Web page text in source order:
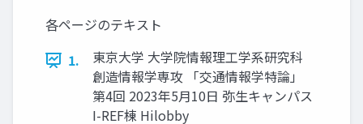
各ページのテキスト
1.
東京大学 大学院情報理工学系研究科
創造情報学専攻 「交通情報学特論」
第4回 2023年5月10日 弥生キャンパス
I-REF棟 Hilobby